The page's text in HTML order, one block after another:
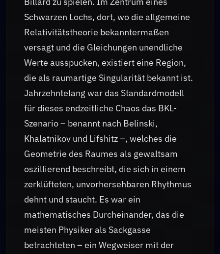
Schwarzen Lochs, dort, wo die allgemeine
Relativitätstheorie bekanntermaßen
versagt und die Gleichungen unendliche
Werte ausspucken, existiert eine Region,
die als raumartige Singularität bekannt ist.
Jahrzehntelang war das Standardmodell
für dieses endzeitliche Chaos das BKL-
Szenario – benannt nach Belinski,
Khalatnikov und Lifshitz –, welches die
Geometrie des Raumes als gewaltsam
oszillierend beschreibt, die sich in einem
zerklüfteten, unvorhersehbaren Rhythmus
dehnt und staucht. Es war ein
mathematisches Durcheinander, das die
meisten Physiker als Sackgasse
betrachteten – ein Wegweiser mit der